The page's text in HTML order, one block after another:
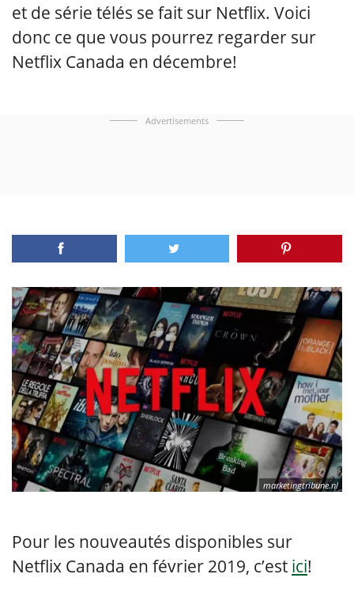
et de série télés se fait sur Netflix. Voici
donc ce que vous pourrez regarder sur
Netflix Canada en décembre!
Advertisements
marketingtribune.nl
Pour les nouveautés disponibles sur
Netflix Canada en février 2019, c’est ici!